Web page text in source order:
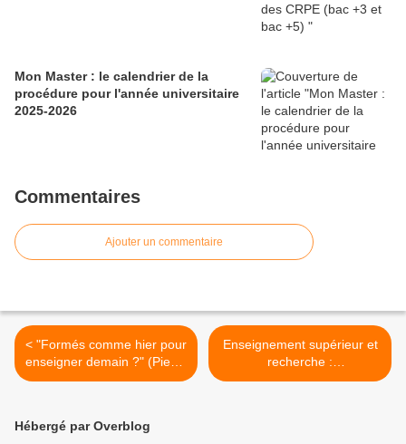
Mon Master : le calendrier de la
procédure pour l'année universitaire
2025-2026
Commentaires
Ajouter un commentaire
< "Formés comme hier pour
enseigner demain ?" (Pierre
Frackowiak - EducaVox)
Enseignement supérieur et
recherche :
Enregistrements vidéo des
Hébergé par Overblog